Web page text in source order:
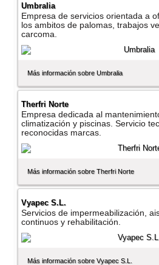
Umbralia
Empresa de servicios orientada a
los ambitos de palomas, trabajos
carcoma.
Más información sobre Umbralia
Therfri Norte
Empresa dedicada al
climatización y piscinas. Servicio
reconocidas marcas.
Más información sobre Therfri Norte
Vyapec S.L.
Servicios de impermeabilización,
continuos y rehabilitación.
Más información sobre Vyapec S.L.